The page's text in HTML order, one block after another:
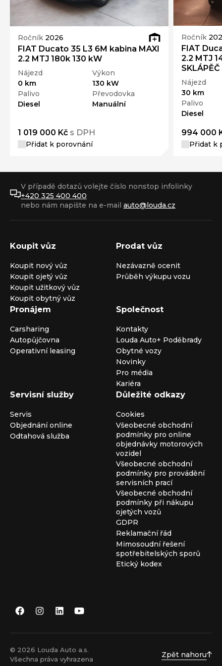
Ročník 2026
FIAT Ducato 35 L3 6M kabina MAXI
2.2 MTJ 180k 130 kW
Nájezd
0 km
Výkon
130 kW
Palivo
Diesel
Převodovka
Manuální
1 019 000 Kč s DPH
Přidat k porovnání
Ročník
FIAT
2.2 MTJ
SKLÁPĚČ
Nájezd
30 km
Palivo
Diesel
994 000
Přidat k
V případě dotazů volejte číslo nonstop infolinky
+420 325 400 400
nebo nám napište na e-mail auto@louda.cz
Koupit vůz
Koupit nový vůz
Koupit ojetý vůz
Koupit užitkový vůz
Koupit obytný vůz
Prodat vůz
Nezávazně ocenit
Průběh výkupu vozu
Pronájem
Carsharing
Autopůjčovna
Operativní leasing
Společnost
Kontakty
Louda Auto+ Poděbrady
Obytné vozy
Novinky
Pro média
Kariéra
Servisní služby
Servis
Objednání online
Odtahová služba
Důležité odkazy
Cookies
Všeobecné obchodní
podmínky pro online
objednávky motorových
vozidel
Všeobecné obchodní
podmínky pro provádění
servisních prací
Všeobecné obchodní
podmínky při nákupu
ojetých vozů
GDPR
Reklamační řád
Mimosoudní řešení
spotřebitelských sporů
Etický kodex
© 2026 Louda Auto a.s.
Všechna práva vyhrazena
Zpět nahoru